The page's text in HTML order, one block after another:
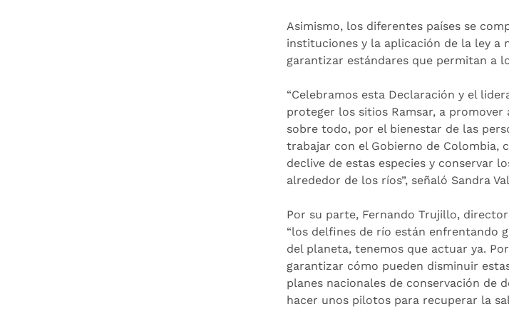
Asimismo, los diferentes países se
instituciones y la aplicación de la ley a
garantizar estándares que permitan a
“Celebramos esta Declaración y el
proteger los sitios Ramsar, a
sobre todo, por el bienestar de las
trabajar con el Gobierno de Colombia,
declive de estas especies y conservar
alrededor de los ríos”, señaló Sandra
Por su parte, Fernando Trujillo,
“los delfines de río están enfrentando
del planeta, tenemos que actuar ya.
garantizar cómo pueden disminuir
planes nacionales de conservación de
hacer unos pilotos para recuperar la